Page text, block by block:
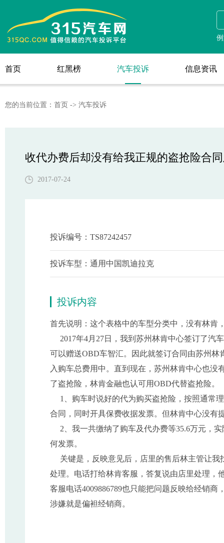
首页
首页
红黑榜
汽车投诉
汽车投诉 信息资讯
您的当前位置： 首页 -> 汽车投诉
收代办费后却没有给我正规的盗抢险合
2017-07-24
投诉编号：TS87242457
投诉车型：通用中国凯迪拉克
投诉内容
首先说明：这个表格中的车型分类中，没有林肯
2017年4月27日，我到苏州林肯中心签订了汽
可以赠送OBD车智汇。因此就签订合同由苏州
入购车总费用中。直到现在，苏州林肯中心也
了盗抢险，林肯金融也认可用OBD代替盗抢险。
1、购车时说好的代为购买盗抢险，按照通常
合同，同时开具保费收据发票。但林肯中心没有
2、我一共缴纳了购车及代办费等35.6万元，实
何发票。
关键是，反映意见后，店里的售后林主管让我
处理。电话打给林肯客服，答复说由店里处理，
客服电话4009886789也只能把问题反映给经销
涉嫌就是偏袒经销商。